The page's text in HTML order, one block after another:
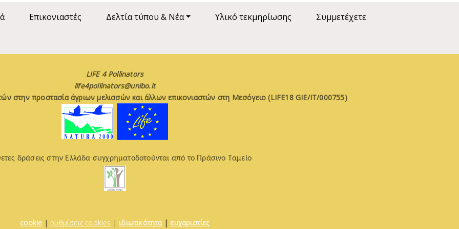
Επικονιαστές Δελτία τύπου & Νέα Υλικό τεκμηρίωσης
Συμμετέχετε
LIFE 4 Pollinators
life4pollinators@unibo.it
στην προστασία άγριων μελισσών και άλλων επικονιαστών στη Μεσόγειο (LIFE18 GIE/IT/000755)
δράσεις στην Ελλάδα συγχρηματοδοτούνται από το Πράσινο Ταμείο
cookie | ρυθμίσεις cookies | ιδιωτικότητα| ευχαριστίες